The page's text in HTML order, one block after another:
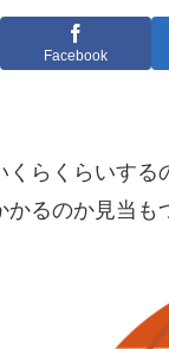
Facebook
らくらいす
るのか見当も